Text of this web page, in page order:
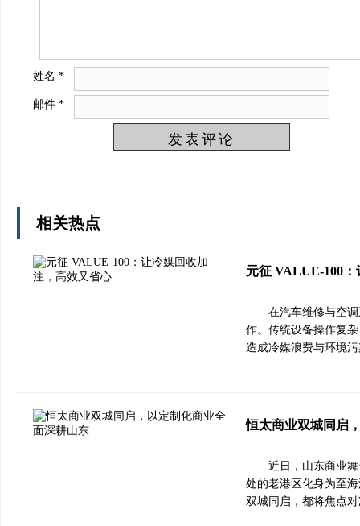
姓名 *
邮件 *
相关热点
元征 VALUE-100
在汽车维修与空
作。传统设备操作复
造成冷媒浪费与环境
恒太商业双城同启
近日，山东商业
处的老港区化身为至
双城同启，都将焦点